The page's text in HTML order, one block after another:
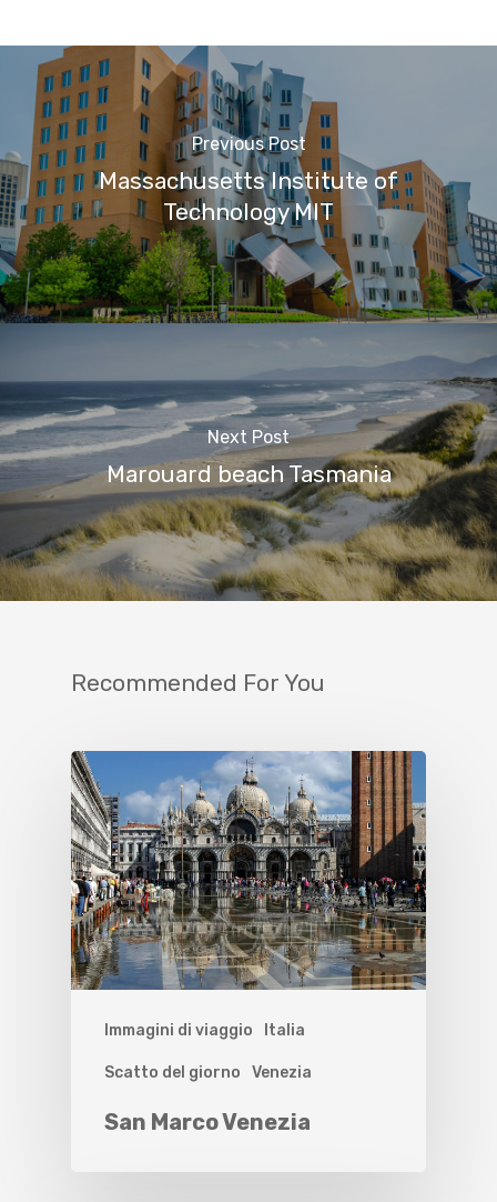
Previous Post
Massachusetts Institute of
Technology MIT
Next Post
Marouard beach Tasmania
Recommended For You
Immagini di viaggio Italia
Scatto del giorno Venezia
San Marco Venezia